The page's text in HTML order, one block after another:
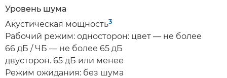
Уровень шума
Акустическая мощность3
Рабочий режим: односторон: цвет — не более
66 дБ / ЧБ — не более 65 дБ
двусторон. 65 дБ или менее
Режим ожидания: без шума